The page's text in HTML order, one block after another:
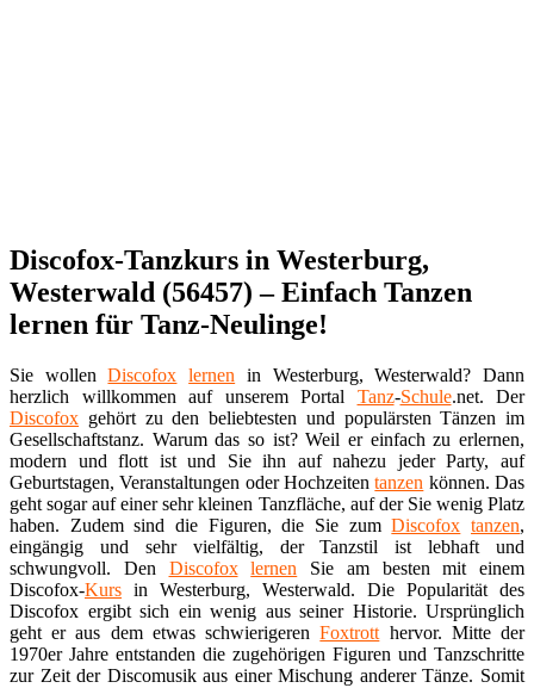
Discofox-Tanzkurs in Westerburg,
Westerwald (56457) – Einfach Tanzen
lernen für Tanz-Neulinge!
Sie wollenDiscofox lernen in Westerburg, Westerwald? Dann
herzlich willkommen auf unserem Portal Tanz-Schule.net. Der
Discofox gehört zu den beliebtesten und populärsten Tänzen im
Gesellschaftstanz. Warum das so ist? Weil er einfach zu erlernen,
modern und flott ist und Sie ihn auf nahezu jeder Party, auf
Geburtstagen, Veranstaltungen oder Hochzeitentanzen können. Das
geht sogar auf einer sehr kleinen Tanzfläche, auf der Sie wenig Platz
haben. Zudem sind die Figuren, die Sie zumDiscofox tanzen,
eingängig und sehr vielfältig, der Tanzstil ist lebhaft und
schwungvoll. Den Discofox lernen Sie am besten mit einem
Discofox-Kurs in Westerburg, Westerwald. Die Popularität des
Discofox ergibt sich ein wenig aus seiner Historie. Ursprünglich
geht er aus dem etwas schwierigerenFoxtrott hervor. Mitte der
1970er Jahre entstanden die zugehörigen Figuren und Tanzschritte
zur Zeit der Discomusik aus einer Mischung anderer Tänze. Somit